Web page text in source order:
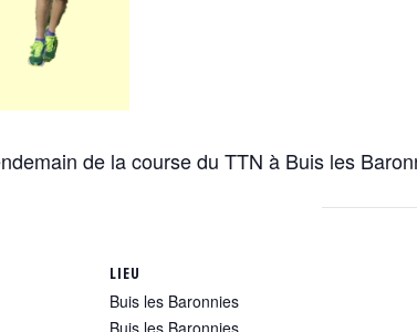
de la course du TTN à Buis les
LIEU
Buis les Baronnies
Buis les Baronnies,